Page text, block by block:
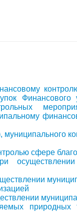
Финансового
муниципального
сфере
осуществлении
природных